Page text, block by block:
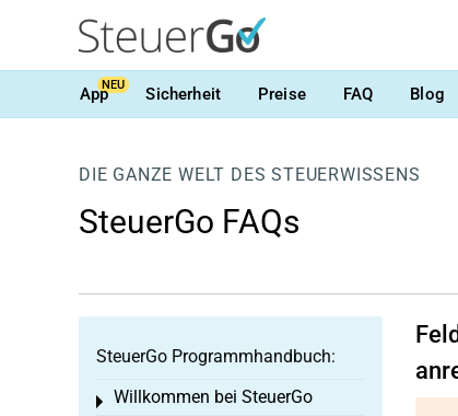
AppNEU Sicherheit Preise FAQ Blog
DIE GANZE WELT DES STEUERWISSENS
SteuerGo FAQs
SteuerGo Programmhandbuch:
Willkommen bei SteuerGo
Toggle menu